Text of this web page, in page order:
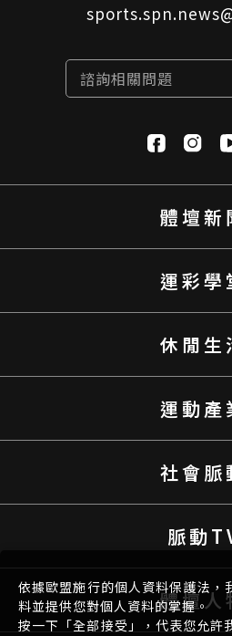
諮詢相關問題
體壇新
運彩學
休閒生
運動產
社會脈
脈動
體壇人
依據歐盟施行的個人資料保護法，
料並提供您對個人資料的掌握。
按一下「全部接受」，代表您允